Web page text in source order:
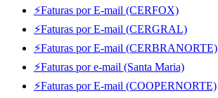
⚡Faturas por E-mail (CERFOX)
⚡Faturas por E-mail (CERGRAL)
⚡Faturas por E-mail (CERBRANORTE)
⚡Faturas por e-mail (Santa Maria)
⚡Faturas por E-mail (COOPERNORTE)